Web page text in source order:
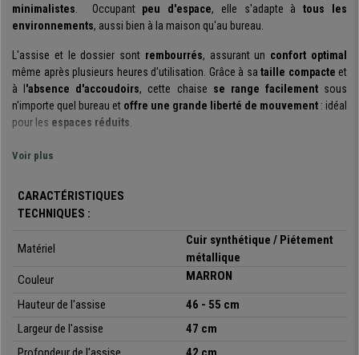
minimalistes. Occupant peu d'espace, elle s'adapte àtous les
environnements, aussi bien à la maison qu'au bureau.
L'assise et le dossier sont rembourrés, assurant un confort optimal
même après plusieurs heures d'utilisation. Grâce à sa taille compacte et
à l 'absence d'accoudoirs, cette chaise se range facilementsous
n'importe quel bureau et offre une grande liberté de mouvement : idéal
pour les espaces réduits.
Le fauteuil est
suffit pour que le fauteuil conserve son aspect neuf.
matériaux de grande qualité
solideet charge maximale de 150 kg
Chaisepro, nous vous le proposons à un prix très attractif, avec livraison
gratuite et une garantie de 2 ans.
•Design moderne et minimaliste
Revêtement en similicuir
Assise et dossier rembourrés
Voir plus
CARACTÉRISTIQUES
TECHNIQUES :
Matériel
Cuir synthétique / Piétement
métallique
Couleur
MARRON
Hauteur de l'assise
46 - 55 cm
Largeur de l'assise
47 cm